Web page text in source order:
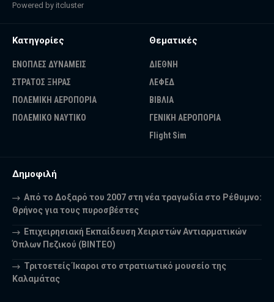
Powered by itcluster
Κατηγορίες
ΕΝΟΠΛΕΣ ΔΥΝΑΜΕΙΣ
ΣΤΡΑΤΟΣ ΞΗΡΑΣ
ΠΟΛΕΜΙΚΗ ΑΕΡΟΠΟΡΙΑ
ΠΟΛΕΜΙΚΟ ΝΑΥΤΙΚΟ
Θεματικές
ΔΙΕΘΝΗ
ΛΕΦΕΔ
ΒΙΒΛΙΑ
ΓΕΝΙΚΗ ΑΕΡΟΠΟΡΙΑ
Flight Sim
Δημοφιλή
Από το Δοξαρό του 2007 στη νέα τραγωδία στο Ρέθυμνο:
Θρήνος για τους πυροσβέστες
Επιχειρησιακή Εκπαίδευση Χειριστών Αντιαρματικών
Όπλων Πεζικού (ΒΙΝΤΕΟ)
Τριτοετείς Ίκαροι στο στρατιωτικό μουσείο της
Καλαμάτας